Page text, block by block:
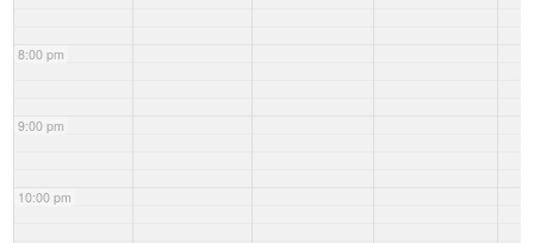
8:00 pm
9:00 pm
10:00 pm